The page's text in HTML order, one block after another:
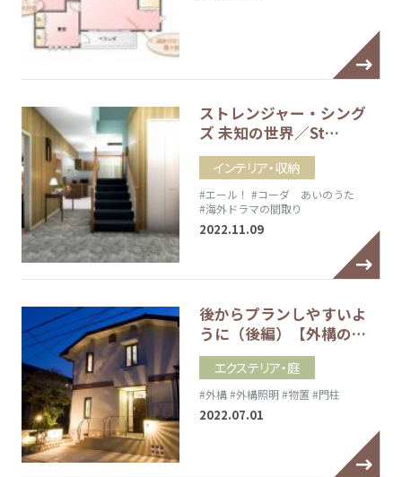
ストレンジャー・シング
ズ 未知の世界／St…
インテリア・収納
#エール！ #コーダ あいのうた
#海外ドラマの間取り
2022.11.09
後からプランしやすいよ
うに（後編）【外構の…
エクステリア・庭
#外構#外構照明 #物置 #門柱
2022.07.01